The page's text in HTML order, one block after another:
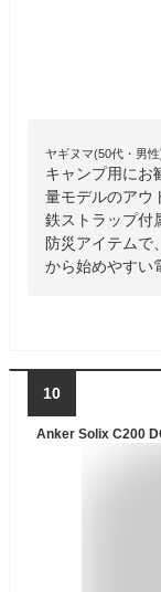
ヤギヌマ(50代・男性
キャンプ用にお
量モデルのアウ
鉄ストラップ付
防災アイテムで
から始めやすい
10